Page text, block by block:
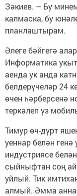
Зәкиев. – Бу
калмаска, бу
планлаштырам.
Әлеге бәйгегә
Информатика
аенда ук анда
белдерүчеләр 24
өчен һәрберсенә
теркәлеп үз
Тимур өч-дүрт
уеннар белән
индустриясе
сыйныфтан соң
уйлый. Тик
алмый. Әмма